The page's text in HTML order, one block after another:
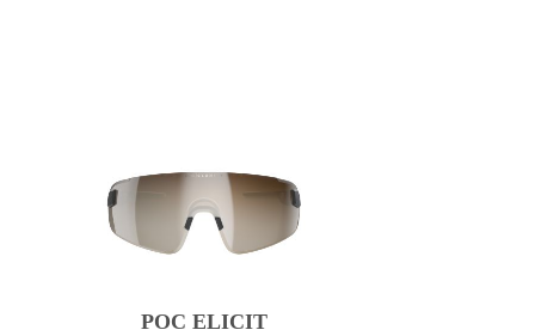
POC ELICIT